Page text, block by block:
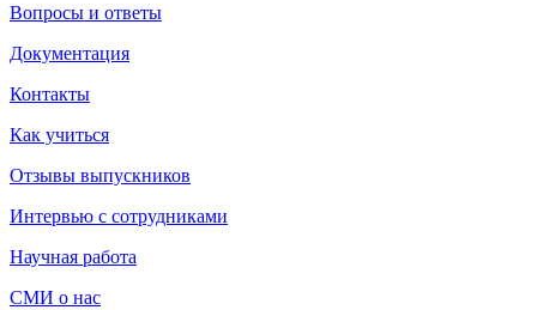
Вопросы и ответы
Документация
Контакты
Как учиться
Отзывы выпускников
Интервью с сотрудниками
Научная работа
СМИ о нас